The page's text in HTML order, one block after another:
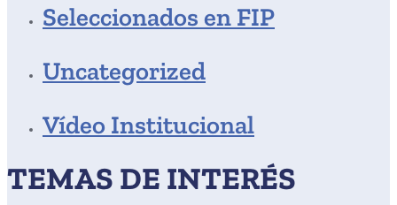
Seleccionados en FIP
Uncategorized
Vídeo Institucional
TEMAS DE INTERÉS